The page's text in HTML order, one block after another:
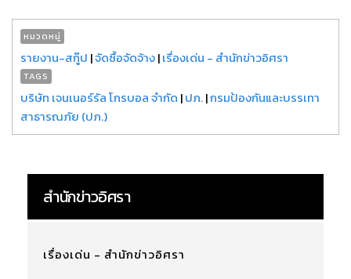
หมวดหมู่
รายงาน-สกู๊ป |จัดซื้อจัดจ้าง|เรื่องเด่น - สำนักข่าวอิศรา
TAGS
บริษัท เจนเนอร์รัล โกรบอล จำกัด |ปภ.|กรมป้องกันและบรรเทา
สาธารณภัย (ปภ.)
สำนักข่าวอิศรา
เรื่องเด่น - สำนักข่าวอิศรา